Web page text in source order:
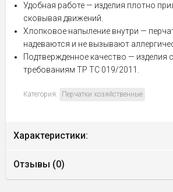
Удобная работе — изделия плотно
сковывая движений.
Хлопковое напыление внутри —
надеваются и не вызывают
Подтвержденное качество — изделия
требованиям ТР ТС 019/2011.
Категория: Перчатки хозяйственные
Характеристики:
Отзывы (0)